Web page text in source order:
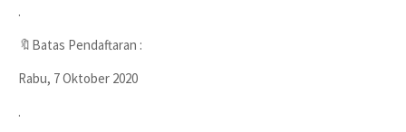
.
🔖Batas Pendaftaran :
Rabu, 7 Oktober 2020
.